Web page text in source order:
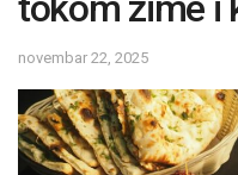
novembar 22, 2025